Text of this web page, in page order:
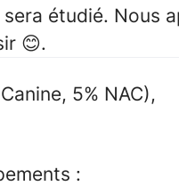
étudié. Nous
😊.
5% NAC),
: